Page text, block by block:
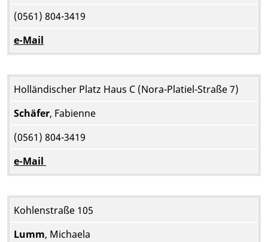
(0561) 804-3419
e-Mail
Holländischer Platz Haus C (Nora-Platiel-Straße 7)
Schäfer, Fabienne
(0561) 804-3419
e-Mail
Kohlenstraße 105
Lumm, Michaela